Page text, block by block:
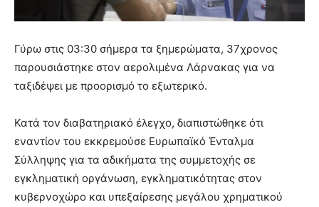
Γύρω στις 03:30 σήμερα τα ξημερώματα, 37χρονος
παρουσιάστηκε στον αερολιμένα Λάρνακας για να
ταξιδέψει με προορισμό το εξωτερικό.
Κατά τον διαβατηριακό έλεγχο, διαπιστώθηκε ότι
εναντίον του εκκρεμούσε Ευρωπαϊκό Ένταλμα
Σύλληψης για τα αδικήματα της συμμετοχής σε
εγκληματική οργάνωση, εγκληματικότητας στον
κυβερνοχώρο και υπεξαίρεσης μεγάλου χρηματικού